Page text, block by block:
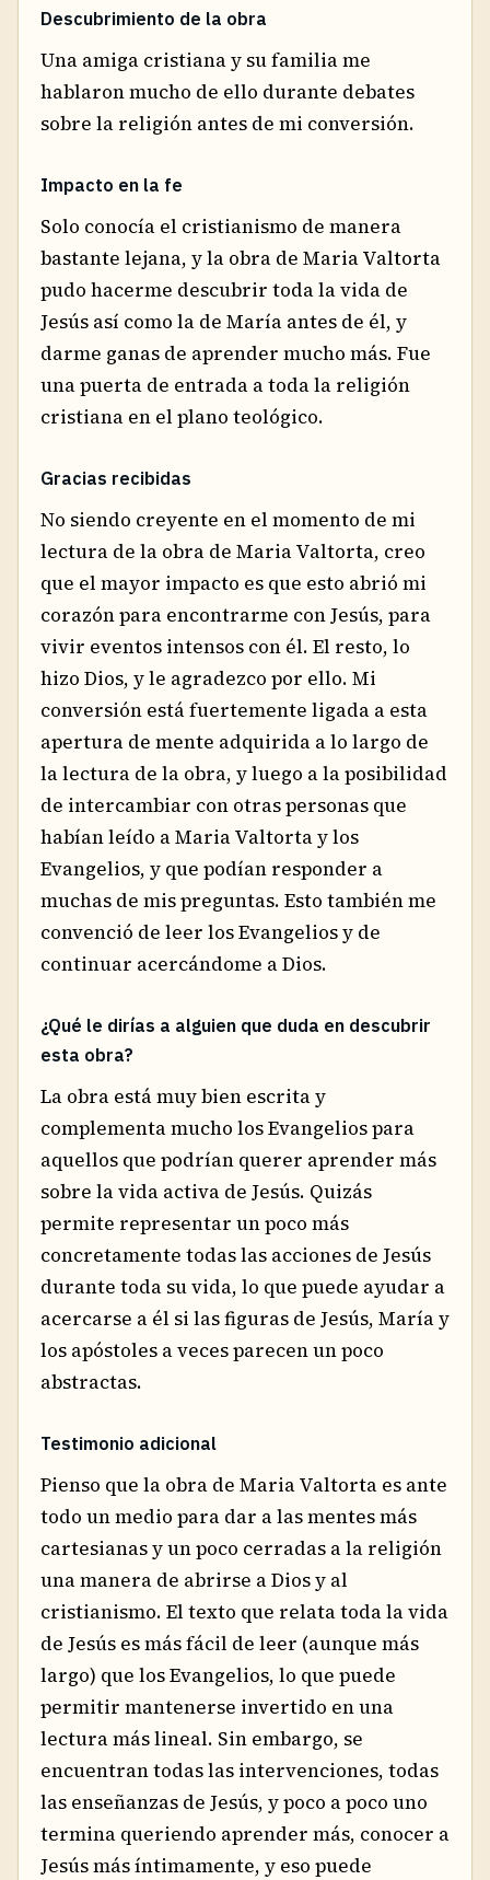
Descubrimiento de la obra
Una amiga cristiana y su familia me
hablaron mucho de ello durante debates
sobre la religión antes de mi conversión.
Impacto en la fe
Solo conocía el cristianismo de manera
bastante lejana, y la obra de Maria Valtorta
pudo hacerme descubrir toda la vida de
Jesús así como la de María antes de él, y
darme ganas de aprender mucho más. Fue
una puerta de entrada a toda la religión
cristiana en el plano teológico.
Gracias recibidas
No siendo creyente en el momento de mi
lectura de la obra de Maria Valtorta, creo
que el mayor impacto es que esto abrió mi
corazón para encontrarme con Jesús, para
vivir eventos intensos con él. El resto, lo
hizo Dios, y le agradezco por ello. Mi
conversión está fuertemente ligada a esta
apertura de mente adquirida a lo largo de
la lectura de la obra, y luego a la posibilidad
de intercambiar con otras personas que
habían leído a Maria Valtorta y los
Evangelios, y que podían responder a
muchas de mis preguntas. Esto también me
convenció de leer los Evangelios y de
continuar acercándome a Dios.
¿Qué le dirías a alguien que duda en descubrir
esta obra?
La obra está muy bien escrita y
complementa mucho los Evangelios para
aquellos que podrían querer aprender más
sobre la vida activa de Jesús. Quizás
permite representar un poco más
concretamente todas las acciones de Jesús
durante toda su vida, lo que puede ayudar a
acercarse a él si las figuras de Jesús, María y
los apóstoles a veces parecen un poco
abstractas.
Testimonio adicional
Pienso que la obra de Maria Valtorta es ante
todo un medio para dar a las mentes más
cartesianas y un poco cerradas a la religión
una manera de abrirse a Dios y al
cristianismo. El texto que relata toda la vida
de Jesús es más fácil de leer (aunque más
largo) que los Evangelios, lo que puede
permitir mantenerse invertido en una
lectura más lineal. Sin embargo, se
encuentran todas las intervenciones, todas
las enseñanzas de Jesús, y poco a poco uno
termina queriendo aprender más, conocer a
Jesús más íntimamente, y eso puede